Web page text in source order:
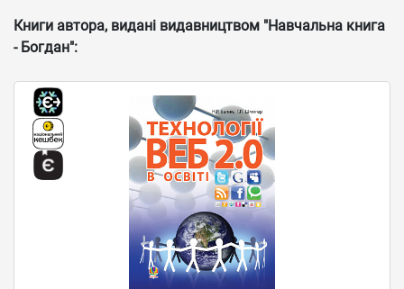
Книги автора, видані видавництвом "Навчальна книга
- Богдан":